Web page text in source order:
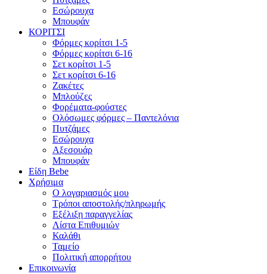
Εσώρουχα
Μπουφάν
ΚΟΡΙΤΣΙ
Φόρμες κορίτσι 1-5
Φόρμες κορίτσι 6-16
Σετ κορίτσι 1-5
Σετ κορίτσι 6-16
Ζακέτες
Μπλούζες
Φορέματα-φούστες
Ολόσωμες φόρμες – Παντελόνια
Πυτζάμες
Εσώρουχα
Αξεσουάρ
Μπουφάν
Είδη Bebe
Χρήσιμα
Ο λογαριασμός μου
Τρόποι αποστολής/πληρωμής
Εξέλιξη παραγγελίας
Λίστα Επιθυμιών
Καλάθι
Ταμείο
Πολιτική απορρήτου
Επικοινωνία